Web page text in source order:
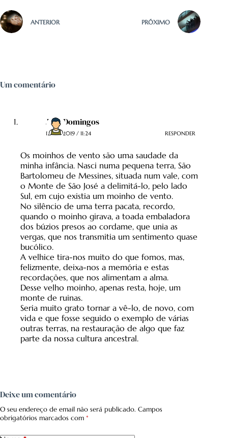
ANTERIOR PRÓXIMO
Um comentário
José Domingos
12/05/2019 / 11:24 RESPONDER
Os moinhos de vento são uma saudade da
minha infância. Nasci numa pequena terra, São
Bartolomeu de Messines, situada num vale, com
o Monte de São José a delimitá-lo, pelo lado
Sul, em cujo existia um moinho de vento.
No silêncio de uma terra pacata, recordo,
quando o moinho girava, a toada embaladora
dos búzios presos ao cordame, que unia as
vergas, que nos transmitia um sentimento quase
bucólico.
A velhice tira-nos muito do que fomos, mas,
felizmente, deixa-nos a memória e estas
recordações, que nos alimentam a alma.
Desse velho moinho, apenas resta, hoje, um
monte de ruinas.
Seria muito grato tornar a vê-lo, de novo, com
vida e que fosse seguido o exemplo de várias
outras terras, na restauração de algo que faz
parte da nossa cultura ancestral.
Deixe um comentário
O seu endereço de email não será publicado. Campos
obrigatórios marcados com *